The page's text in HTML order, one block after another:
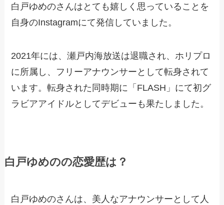
白戸ゆめのさんはとても嬉しく思っていることを
自身のInstagramにて発信していました。
2021年には、瀬戸内海放送は退職され、ホリプロ
に所属し、フリーアナウンサーとして転身されて
います。転身された同時期に「FLASH」にて初グ
ラビアアイドルとしてデビューも果たしました。
白戸ゆめのの恋愛歴は？
白戸ゆめのさんは、美人なアナウンサーとして人